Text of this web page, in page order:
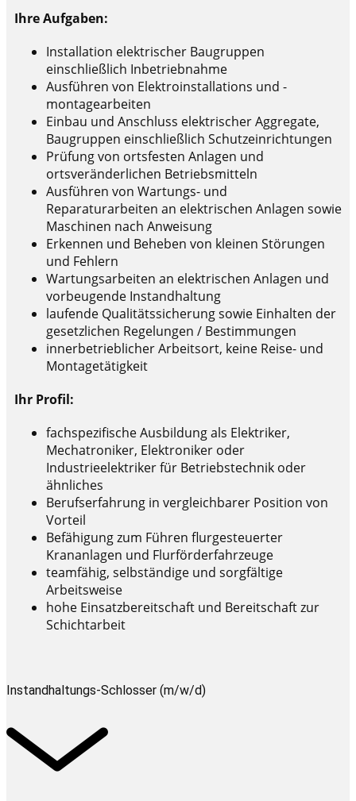
Ihre Aufgaben:
Installation elektrischer Baugruppen
einschließlich Inbetriebnahme
Ausführen von Elektroinstallations und -
montagearbeiten
Einbau und Anschluss elektrischer Aggregate,
Baugruppen einschließlich Schutzeinrichtungen
Prüfung von ortsfesten Anlagen und
ortsveränderlichen Betriebsmitteln
Ausführen von Wartungs- und
Reparaturarbeiten an elektrischen Anlagen sowie
Maschinen nach Anweisung
Erkennen und Beheben von kleinen Störungen
und Fehlern
Wartungsarbeiten an elektrischen Anlagen und
vorbeugende Instandhaltung
laufende Qualitätssicherung sowie Einhalten der
gesetzlichen Regelungen / Bestimmungen
innerbetrieblicher Arbeitsort, keine Reise- und
Montagetätigkeit
Ihr Profil:
fachspezifische Ausbildung als Elektriker,
Mechatroniker, Elektroniker oder
Industrieelektriker für Betriebstechnik oder
ähnliches
Berufserfahrung in vergleichbarer Position von
Vorteil
Befähigung zum Führen flurgesteuerter
Krananlagen und Flurförderfahrzeuge
teamfähig, selbständige und sorgfältige
Arbeitsweise
hohe Einsatzbereitschaft und Bereitschaft zur
Schichtarbeit
Instandhaltungs-Schlosser (m/w/d)